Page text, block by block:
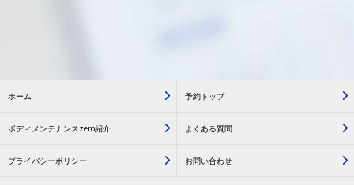
ホーム 予約トップ
ボディメンテナンスzero紹介 よくある質問
プライバシーポリシー お問い合わせ